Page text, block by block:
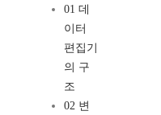
01 데
이터
편집기
의 구
조
02 변